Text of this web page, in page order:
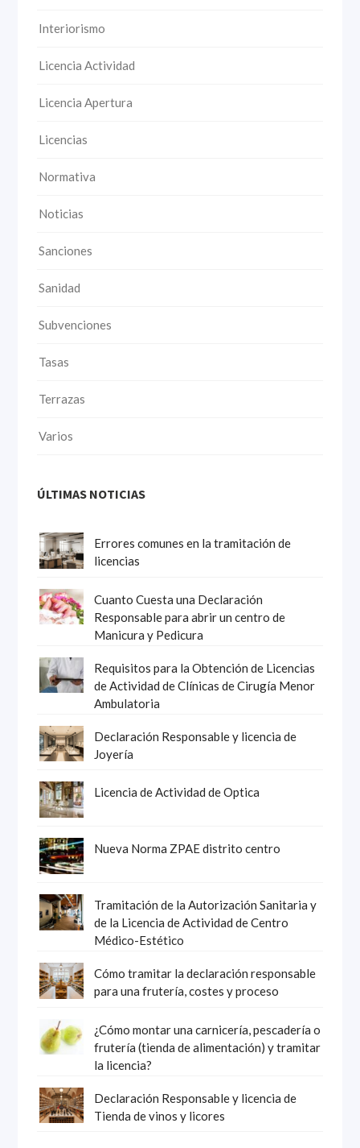
Interiorismo
Licencia Actividad
Licencia Apertura
Licencias
Normativa
Noticias
Sanciones
Sanidad
Subvenciones
Tasas
Terrazas
Varios
ÚLTIMAS NOTICIAS
Errores comunes en la tramitación de
licencias
Cuanto Cuesta una Declaración
Responsable para abrir un centro de
Manicura y Pedicura
Requisitos para la Obtención de Licencias
de Actividad de Clínicas de Cirugía Menor
Ambulatoria
Declaración Responsable y licencia de
Joyería
Licencia de Actividad de Optica
Nueva Norma ZPAE distrito centro
Tramitación de la Autorización Sanitaria y
de la Licencia de Actividad de Centro
Médico-Estético
Cómo tramitar la declaración responsable
para una frutería, costes y proceso
¿Cómo montar una carnicería, pescadería o
frutería (tienda de alimentación) y tramitar
la licencia?
Declaración Responsable y licencia de
Tienda de vinos y licores